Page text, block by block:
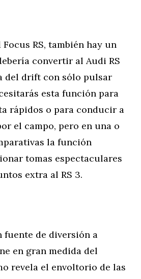
RS, también hay un
convertir al Audi RS
del drift con sólo pulsar
esta función para
rápidos o para conducir a
el campo, pero en una o
la función
tomas espectaculares
extra al RS 3.
fuente de diversión a
en gran medida del
revela el envoltorio de las